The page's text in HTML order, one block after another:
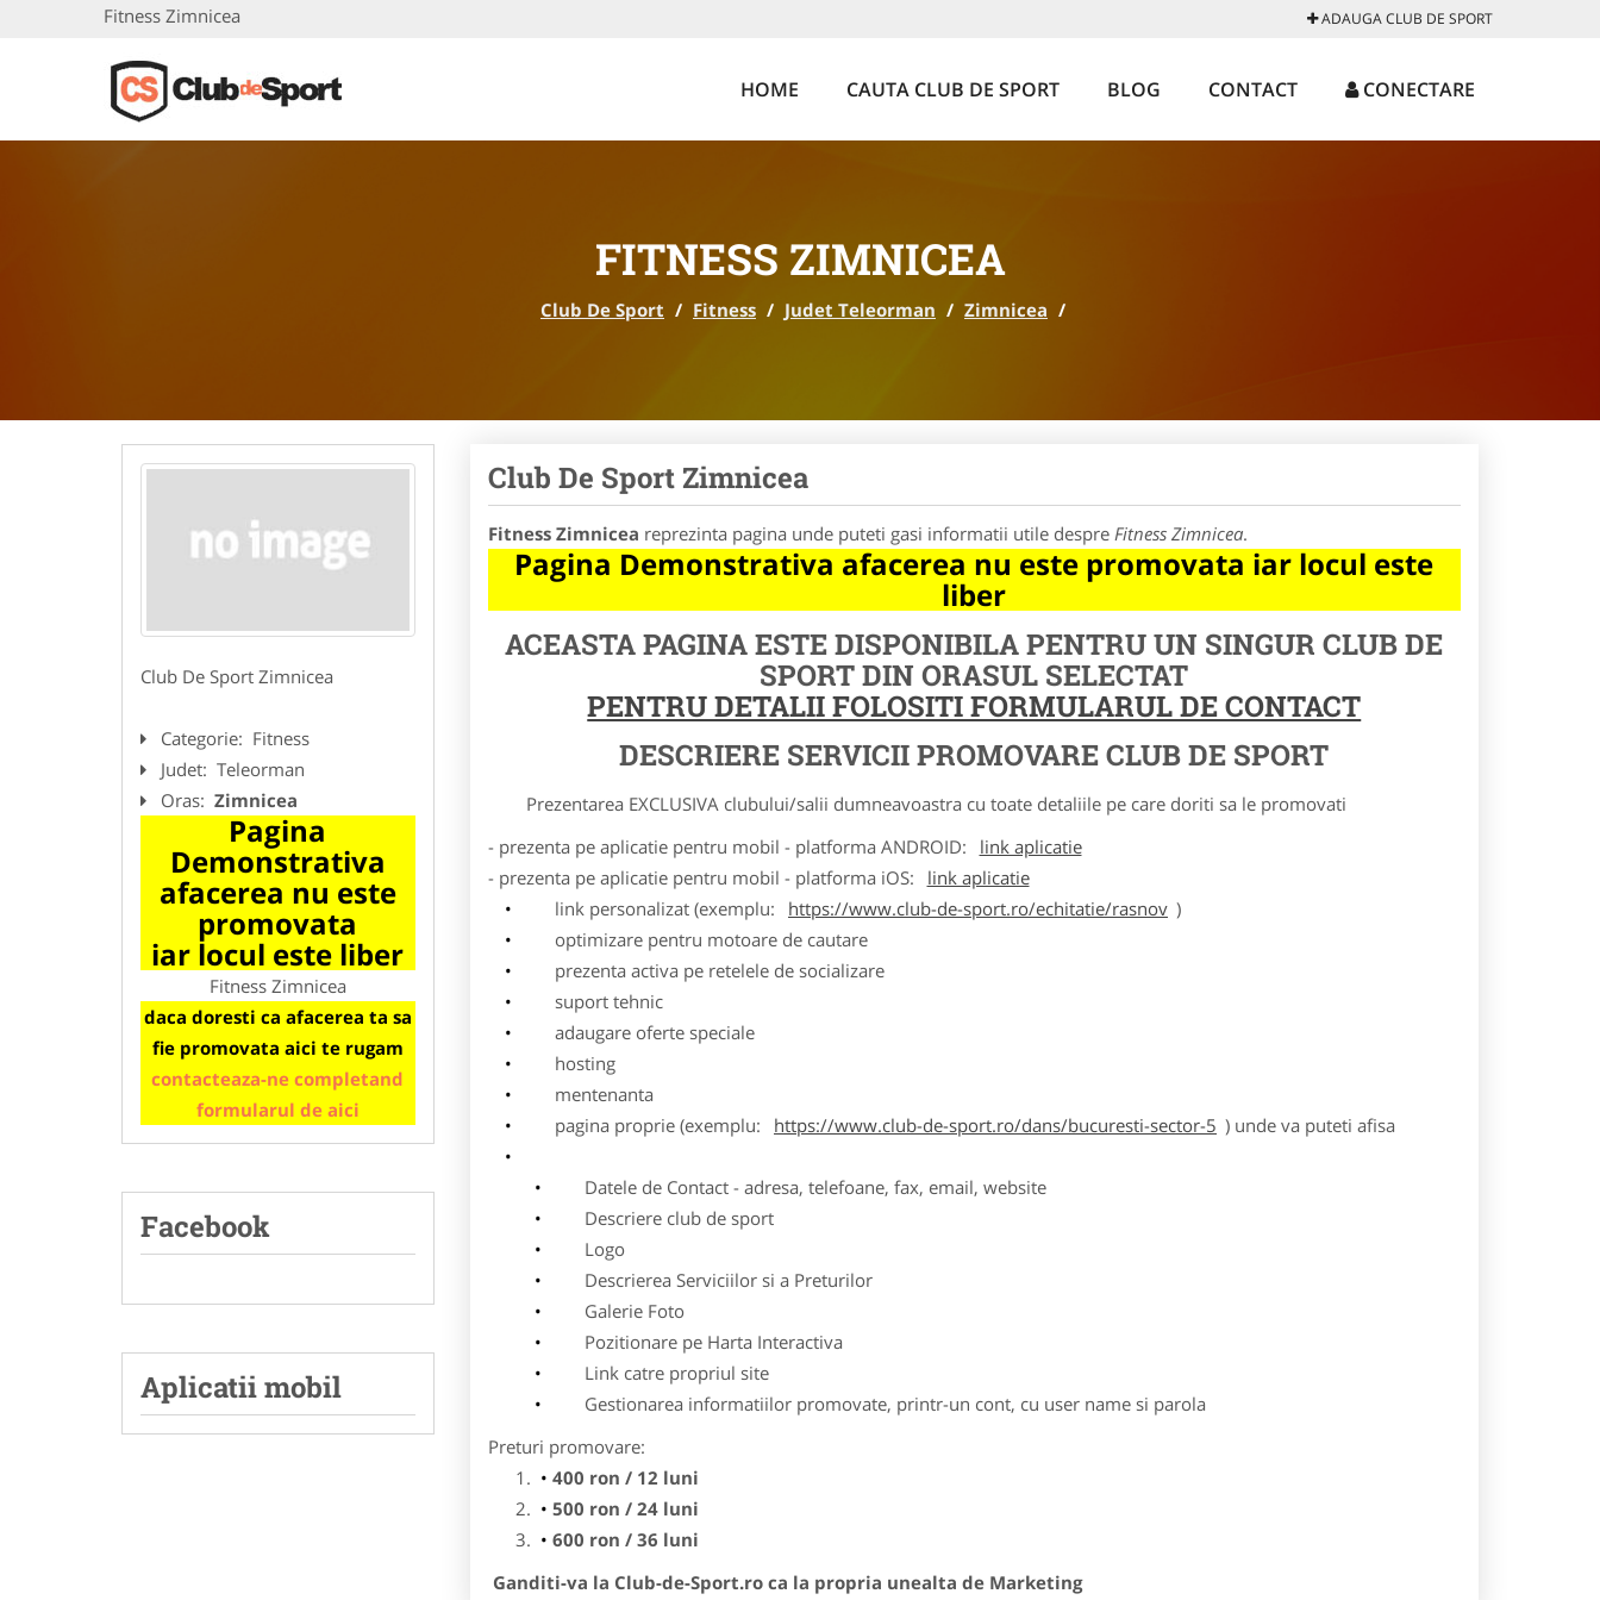
Fitness Zimnicea ADAUGA CLUB DE SPORT
HOME CAUTA CLUB DE SPORT BLOG CONTACT CONECTARE
FITNESS ZIMNICEA
Club De Sport / Fitness / Judet Teleorman / Zimnicea /
Club De Sport Zimnicea
Categorie: Fitness
Judet: Teleorman
Oras: Zimnicea
Pagina
Demonstrativa
afacerea nu este
promovata
iar locul este liber
Fitness Zimnicea
daca doresti ca afacerea ta sa
fie promovata aici te rugam
contacteaza-ne completand
formularul de aici
Facebook
Aplicatii mobil
Club De Sport Zimnicea
Fitness Zimnicea reprezinta pagina unde puteti gasi informatii utile despre Fitness Zimnicea.
Pagina Demonstrativa afacerea nu este promovata iar locul este
liber
ACEASTA PAGINA ESTE DISPONIBILA PENTRU UN SINGUR CLUB DE
SPORT DIN ORASUL SELECTAT
PENTRU DETALII FOLOSITI FORMULARUL DE CONTACT
DESCRIERE SERVICII PROMOVARE CLUB DE SPORT
Prezentarea EXCLUSIVA clubului/salii dumneavoastra cu toate detaliile pe care doriti sa le promovati
- prezenta pe aplicatie pentru mobil - platforma ANDROID:
link aplicatie
- prezenta pe aplicatie pentru mobil - platforma iOS:
link aplicatie
link personalizat (exemplu:
https://www.club-de-sport.ro/echitatie/rasnov )
optimizare pentru motoare de cautare
prezenta activa pe retelele de socializare
suport tehnic
adaugare oferte speciale
hosting
mentenanta
pagina proprie (exemplu:
https://www.club-de-sport.ro/dans/bucuresti-sector-5 ) unde va puteti afisa
Datele de Contact - adresa, telefoane, fax, email, website
Descriere club de sport
Logo
Descrierea Serviciilor si a Preturilor
Galerie Foto
Pozitionare pe Harta Interactiva
Link catre propriul site
Gestionarea informatiilor promovate, printr-un cont, cu user name si parola
Preturi promovare:
400 ron / 12 luni
500 ron / 24 luni
600 ron / 36 luni
Ganditi-va la Club-de-Sport.ro ca la propria unealta de Marketing